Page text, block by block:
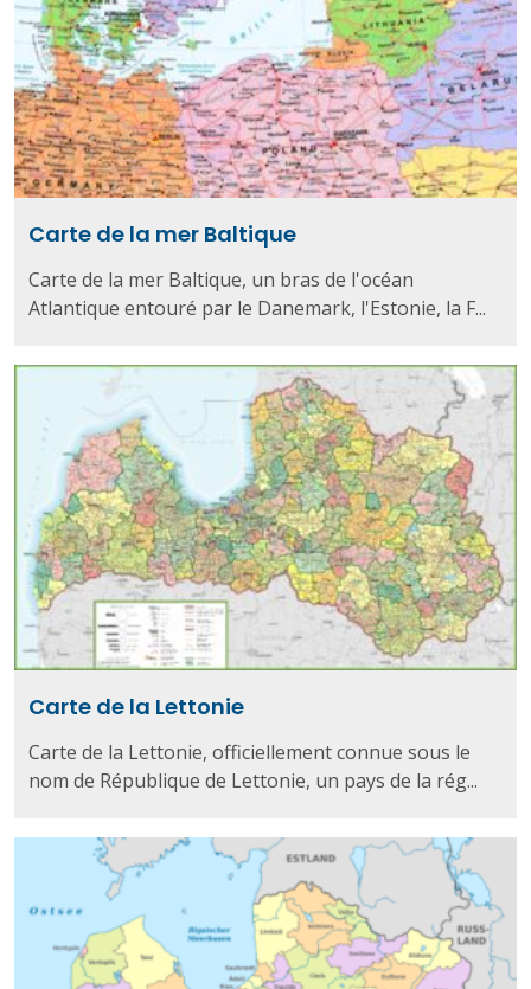
Carte de la mer Baltique
Carte de la mer Baltique, un bras de l'océan
Atlantique entouré par le Danemark, l'Estonie, la F...
Carte de la Lettonie
Carte de la Lettonie, officiellement connue sous le
nom de République de Lettonie, un pays de la rég...